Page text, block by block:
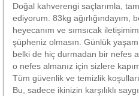
Doğal kahverengi saçlarımla,
ediyorum. 83kg ağırlığındayım,
heyecanım ve sımsıcak
şüpheniz olmasın. Günlük
belki de hiç durmadan bir nefes
o nefes almanız için sizlere
Tüm güvenlik ve temizlik
Bu, sadece ikinizin karşılıklı